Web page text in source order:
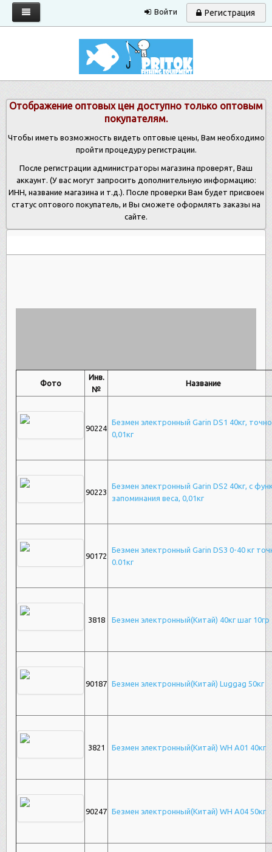
Войти Регистрация
Отображение оптовых цен доступно только оптовым
покупателям.
Чтобы иметь возможность видеть оптовые цены, Вам необходимо
пройти процедуру регистрации.
После регистрации администраторы магазина проверят, Ваш
аккаунт. (У вас могут запросить дополнительную информацию:
ИНН, название магазина и т.д.). После проверки Вам будет присвоен
статус оптового покупатель, и Вы сможете оформлять заказы на
сайте.
Фото
Инв.
№
Название
90224
Безмен электронный Garin DS1 40кг,
0,01кг
90223
Безмен электронный Garin DS2 40кг, с
запоминания веса, 0,01кг
90172
Безмен электронный Garin DS3 0-40 кг
0.01кг
3818 Безмен электронный(Китай) 40кг шаг 10гр
90187 Безмен электронный(Китай) Luggag 50кг
3821 Безмен электронный(Китай) WH A01 40кг
90247 Безмен электронный(Китай) WH A04 50кг
Запрос прайса
Условия работы
Новости